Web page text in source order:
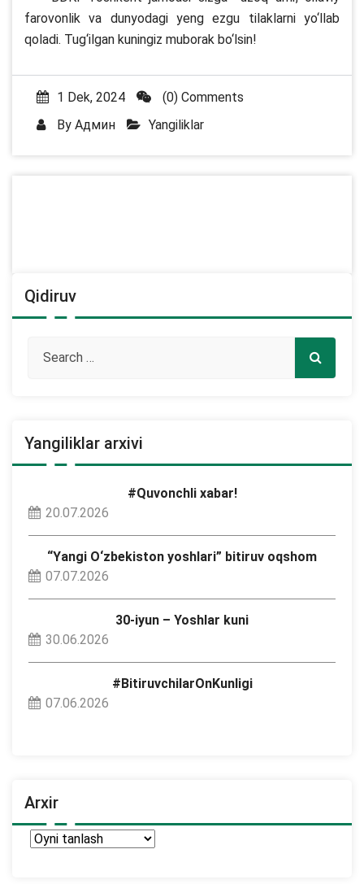
farovonlik va dunyodagi yeng ezgu tilaklarni yо‘llab
qoladi. Tug‘ilgan kuningiz muborak bо‘lsin!
1 Dek, 2024
(0) Comments
By Админ Yangiliklar
Qidiruv
Yangiliklar arxivi
#Quvonchli xabar!
20.07.2026
“Yangi O‘zbekiston yoshlari” bitiruv oqshom
07.07.2026
30-iyun – Yoshlar kuni
30.06.2026
#BitiruvchilarOnKunligi
07.06.2026
Arxir
Arxir